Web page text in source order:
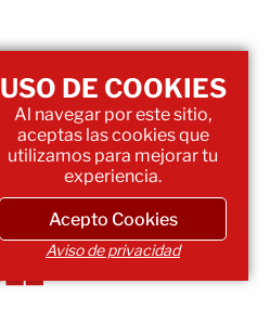
USO DE COOKIES
Al navegar por este sitio,
aceptas las cookies que
utilizamos para mejorar tu
experiencia.
Acepto Cookies
Aviso de privacidad